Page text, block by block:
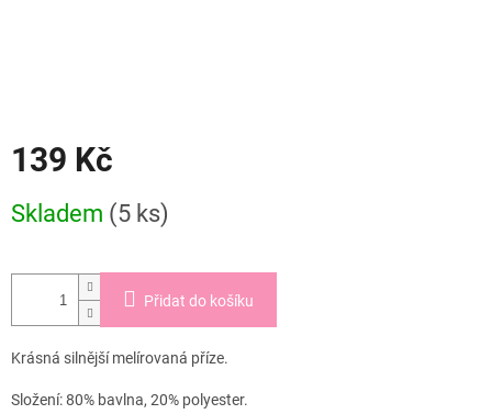
139 Kč
cena:
Skladem (5 ks)
Přidat do košíku
Krásná silnější melírovaná příze.
Složení: 80% bavlna, 20% polyester.